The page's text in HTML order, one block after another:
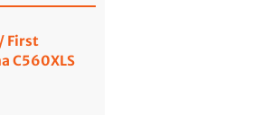
First
C560XLS